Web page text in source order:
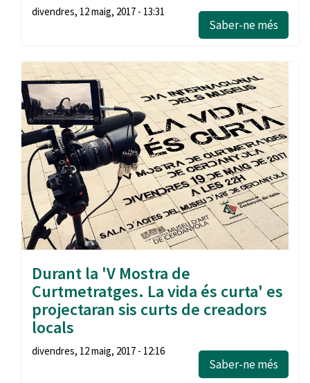
divendres, 12 maig, 2017 - 13:31
Saber-ne més
Durant la 'V Mostra de
Curtmetratges. La vida és curta' es
projectaran sis curts de creadors
locals
divendres, 12 maig, 2017 - 12:16
Saber-ne més